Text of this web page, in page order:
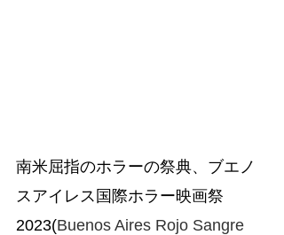
南米屈指のホラーの祭典、ブエノ
スアイレス国際ホラー映画祭
2023(Buenos Aires Rojo Sangre